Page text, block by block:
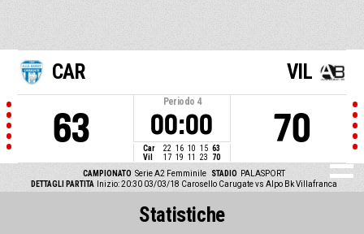
CAR
63
Periodo 4
00:00
Car 22 16 10 15 63
Vil
17 19 11 23 70
VIL
70
CAMPIONATO Serie A2 Femminile STADIO PALASPORT
DETTAGLI PARTITA
Inizio: 20:30 03/03/18 Carosello Carugate vs Alpo Bk Villafranca
Statistiche